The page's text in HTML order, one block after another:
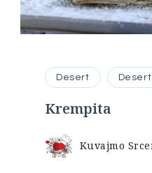
Desert
Krempita
Kuvajmo